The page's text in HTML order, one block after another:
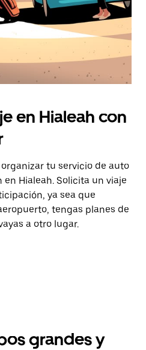
en Hialeah con
tu servicio de auto
Hialeah. Solicita un viaje
ya sea que
tengas planes de
a otro lugar.
grandes y